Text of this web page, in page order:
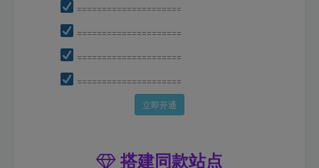
=====================
=====================
=====================
=====================
立即开通
搭建同款站点